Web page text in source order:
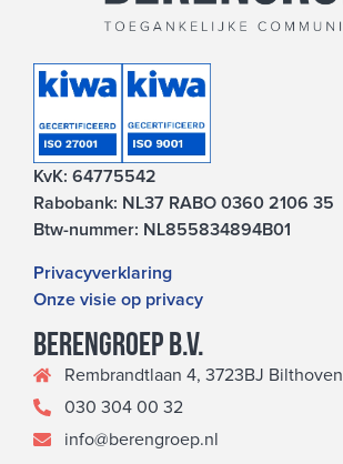
KvK: 64775542
Rabobank: NL37 RABO 0360 2106 35
Btw-nummer: NL855834894B01
Privacyverklaring
Onze visie op privacy
Berengroep b.v.
Rembrandtlaan 4, 3723BJ Bilthoven
030 304 00 32
info@berengroep.nl